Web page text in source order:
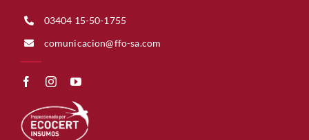
03404 15-50-1755
comunicacion@ffo-sa.com